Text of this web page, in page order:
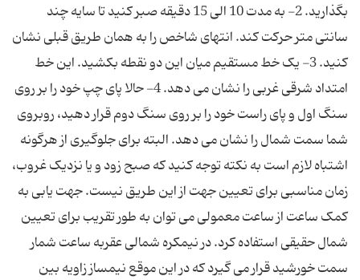
بگذارید. 2- به مدت 10 الی 15 دقیقه صبر کنید تا سایه چند
سانتی متر حرکت کند. انتهای شاخص را به همان طریق قبلی نشان
کنید. 3- یک خط مستقیم میان این دو نقطه بکشید. این خط
امتداد شرقی غربی را نشان می دهد. 4- حالا پای چپ خود را بر روی
سنگ اول و پای راست خود را بر روی سنگ دوم قرار دهید، روبروی
شما سمت شمال را نشان می دهد. البته برای جلوگیری از هرگونه
اشتباه لازم است به نکته توجه کنید که صبح زود و یا نزدیک غروب،
زمان مناسبی برای تعیین جهت از این طریق نیست. جهت یابی به
کمک ساعت از ساعت معمولی می توان به طور تقریب برای تعیین
شمال حقیقی استفاده کرد. در نیمکره شمالی عقربه ساعت شمار
سمت خورشید قرار می گیرد که در این موقع نیمساز زاویه بین